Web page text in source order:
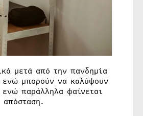
μετά από την πανδημία
μπορούν να καλύψουν
παράλληλα φαίνεται